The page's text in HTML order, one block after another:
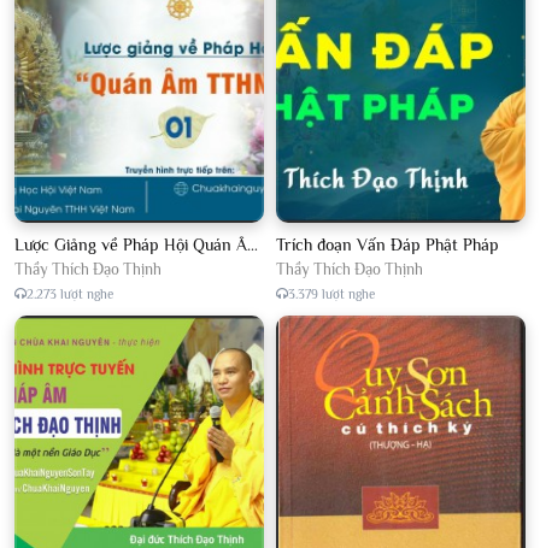
Lược Giảng về Pháp Hội Quán Âm TTHN lần 2
Thầy Thích Đạo Thịnh
2.273 lượt nghe
Trích đoạn Vấn Đáp Phật Pháp
Thầy Thích Đạo Thịnh
3.379 lượt nghe